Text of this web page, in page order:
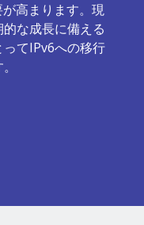
高まります。現
な成長に備える
てIPv6への移行